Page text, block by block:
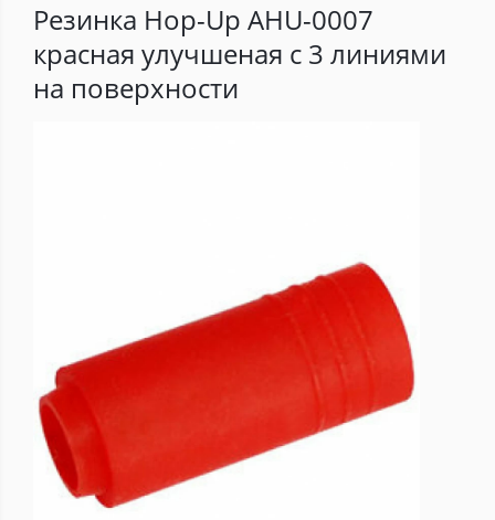
Резинка Hop-Up AHU-0007
красная улучшеная с 3 линиями
на поверхности